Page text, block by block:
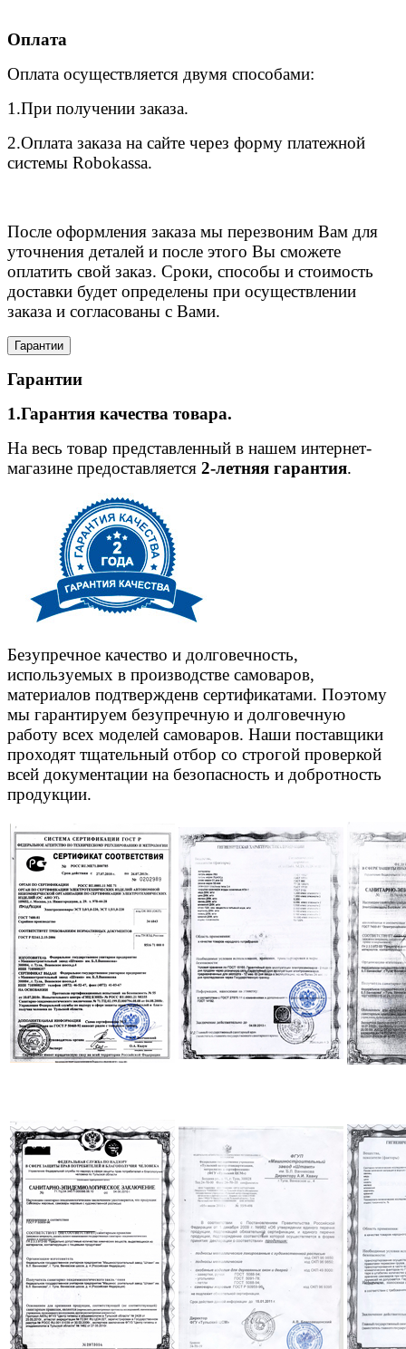
Оплата
Оплата осуществляется двумя способами:
1.При получении заказа.
2.Оплата заказа на сайте через форму платежной
системы Robokassa.
После оформления заказа мы перезвоним Вам для
уточнения деталей и после этого Вы сможете
оплатить свой заказ. Сроки, способы и стоимость
доставки будет определены при осуществлении
заказа и согласованы с Вами.
Гарантии
Гарантии
1.Гарантия качества товара.
На весь товар представленный в нашем интернет-
магазине предоставляется 2-летняя гарантия.
Безупречное качество и долговечность,
используемых в производстве самоваров,
материалов подтвержденв сертификатами. Поэтому
мы гарантируем безупречную и долговечную
работу всех моделей самоваров. Наши поставщики
проходят тщательный отбор со строгой проверкой
всей документации на безопасность и добротность
продукции.